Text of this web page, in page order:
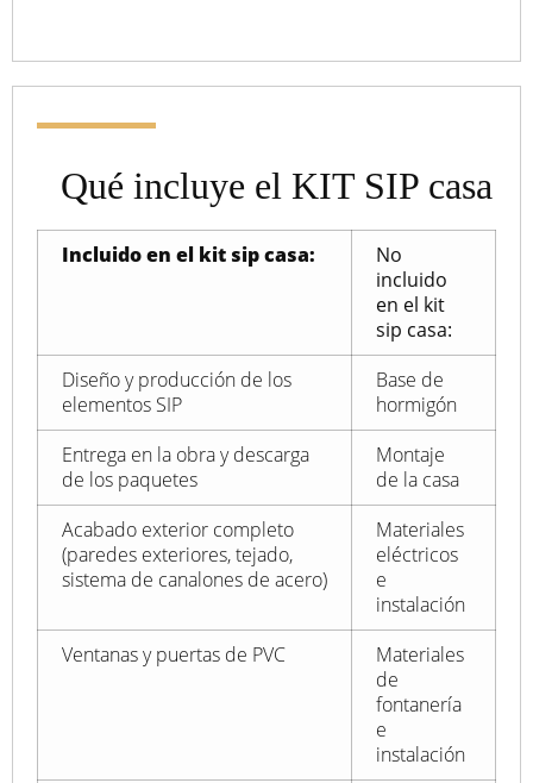
Qué incluye el KIT SIP casa
Incluido en el kit sip casa:
No
incluido
en el kit
sip casa:
Diseño y producción de los
elementos SIP
Base de
hormigón
Entrega en la obra y descarga
de los paquetes
Montaje
de la casa
Acabado exterior completo
(paredes exteriores, tejado,
sistema de canalones de acero)
Materiales
eléctricos
e
instalación
Ventanas y puertas de PVC
Materiales
de
fontanería
e
instalación